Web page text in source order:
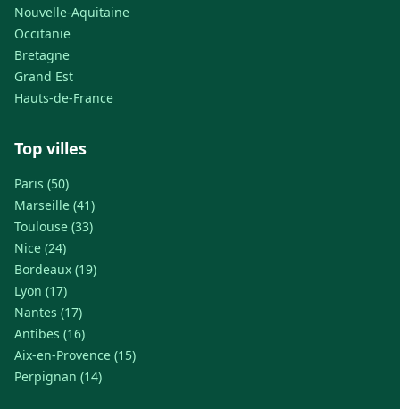
Nouvelle-Aquitaine
Occitanie
Bretagne
Grand Est
Hauts-de-France
Top villes
Paris (50)
Marseille (41)
Toulouse (33)
Nice (24)
Bordeaux (19)
Lyon (17)
Nantes (17)
Antibes (16)
Aix-en-Provence (15)
Perpignan (14)